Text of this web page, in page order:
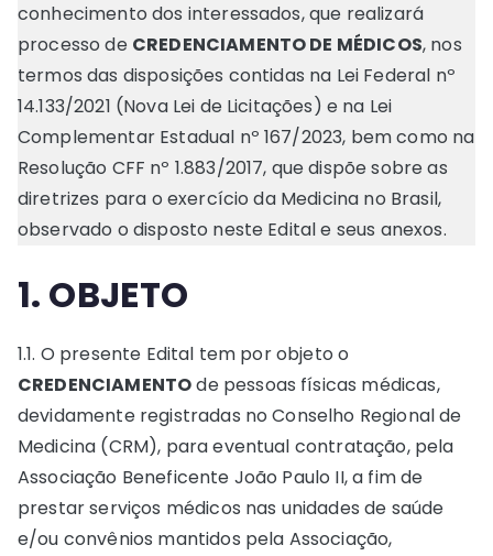
conhecimento dos interessados, que realizará
processo de CREDENCIAMENTO DE MÉDICOS, nos
termos das disposições contidas na Lei Federal nº
14.133/2021 (Nova Lei de Licitações) e na Lei
Complementar Estadual nº 167/2023, bem como na
Resolução CFF nº 1.883/2017, que dispõe sobre as
diretrizes para o exercício da Medicina no Brasil,
observado o disposto neste Edital e seus anexos.
1. OBJETO
1.1. O presente Edital tem por objeto o
CREDENCIAMENTOde pessoas físicas médicas,
devidamente registradas no Conselho Regional de
Medicina (CRM), para eventual contratação, pela
Associação Beneficente João Paulo II, a fim de
prestar serviços médicos nas unidades de saúde
e/ou convênios mantidos pela Associação,